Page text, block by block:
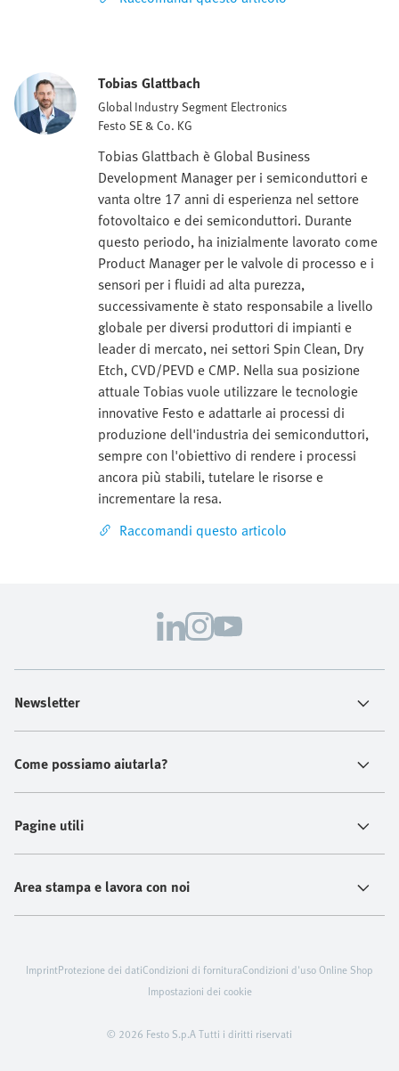
Tobias Glattbach
Global Industry Segment Electronics
Festo SE & Co. KG
Tobias Glattbach è Global Business
Development Manager per i semiconduttori e
vanta oltre 17 anni di esperienza nel settore
fotovoltaico e dei semiconduttori. Durante
questo periodo, ha inizialmente lavorato come
Product Manager per le valvole di processo e i
sensori per i fluidi ad alta purezza,
successivamente è stato responsabile a livello
globale per diversi produttori di impianti e
leader di mercato, nei settori Spin Clean, Dry
Etch, CVD/PEVD e CMP. Nella sua posizione
attuale Tobias vuole utilizzare le tecnologie
innovative Festo e adattarle ai processi di
produzione dell'industria dei semiconduttori,
sempre con l'obiettivo di rendere i processi
ancora più stabili, tutelare le risorse e
incrementare la resa.
Raccomandi questo articolo
Newsletter
Come possiamo aiutarla?
Pagine utili
Area stampa e lavora con noi
© 2026 Festo S.p.A Tutti i diritti riservati
ImprintProtezione dei datiCondizioni di fornituraCondizioni d'uso Online Shop
Impostazioni dei cookie